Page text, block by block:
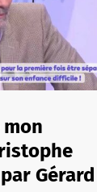
Gérard